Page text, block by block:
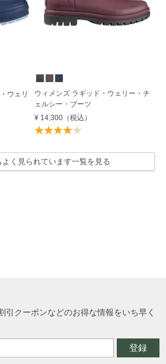
ウェリ
ウィメンズ ラギッド・ウェリー・チ
ェルシー・ブーツ
¥ 14,300 （税込）
よく見られています一覧を見る
引クーポンなどのお得な情報をいち早く
登録